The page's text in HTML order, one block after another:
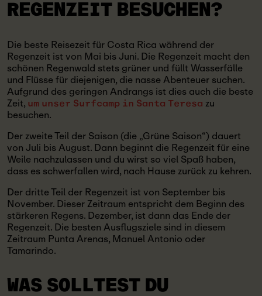
REGENZEIT BESUCHEN?
Die beste Reisezeit für Costa Rica während der
Regenzeit ist von Mai bis Juni. Die Regenzeit macht den
schönen Regenwald stets grüner und füllt Wasserfälle
und Flüsse für diejenigen, die nasse Abenteuer suchen.
Aufgrund des geringen Andrangs ist dies auch die beste
Zeit, um unser Surfcamp in Santa Teresa zu
besuchen.
Der zweite Teil der Saison (die „Grüne Saison“) dauert
von Juli bis August. Dann beginnt die Regenzeit für eine
Weile nachzulassen und du wirst so viel Spaß haben,
dass es schwerfallen wird, nach Hause zurück zu kehren.
Der dritte Teil der Regenzeit ist von September bis
November. Dieser Zeitraum entspricht dem Beginn des
stärkeren Regens. Dezember, ist dann das Ende der
Regenzeit. Die besten Ausflugsziele sind in diesem
Zeitraum Punta Arenas, Manuel Antonio oder
Tamarindo.
WAS SOLLTEST DU